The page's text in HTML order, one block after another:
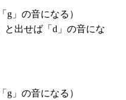
」の音になる）
と出せば「d」の音にな
」の音になる）